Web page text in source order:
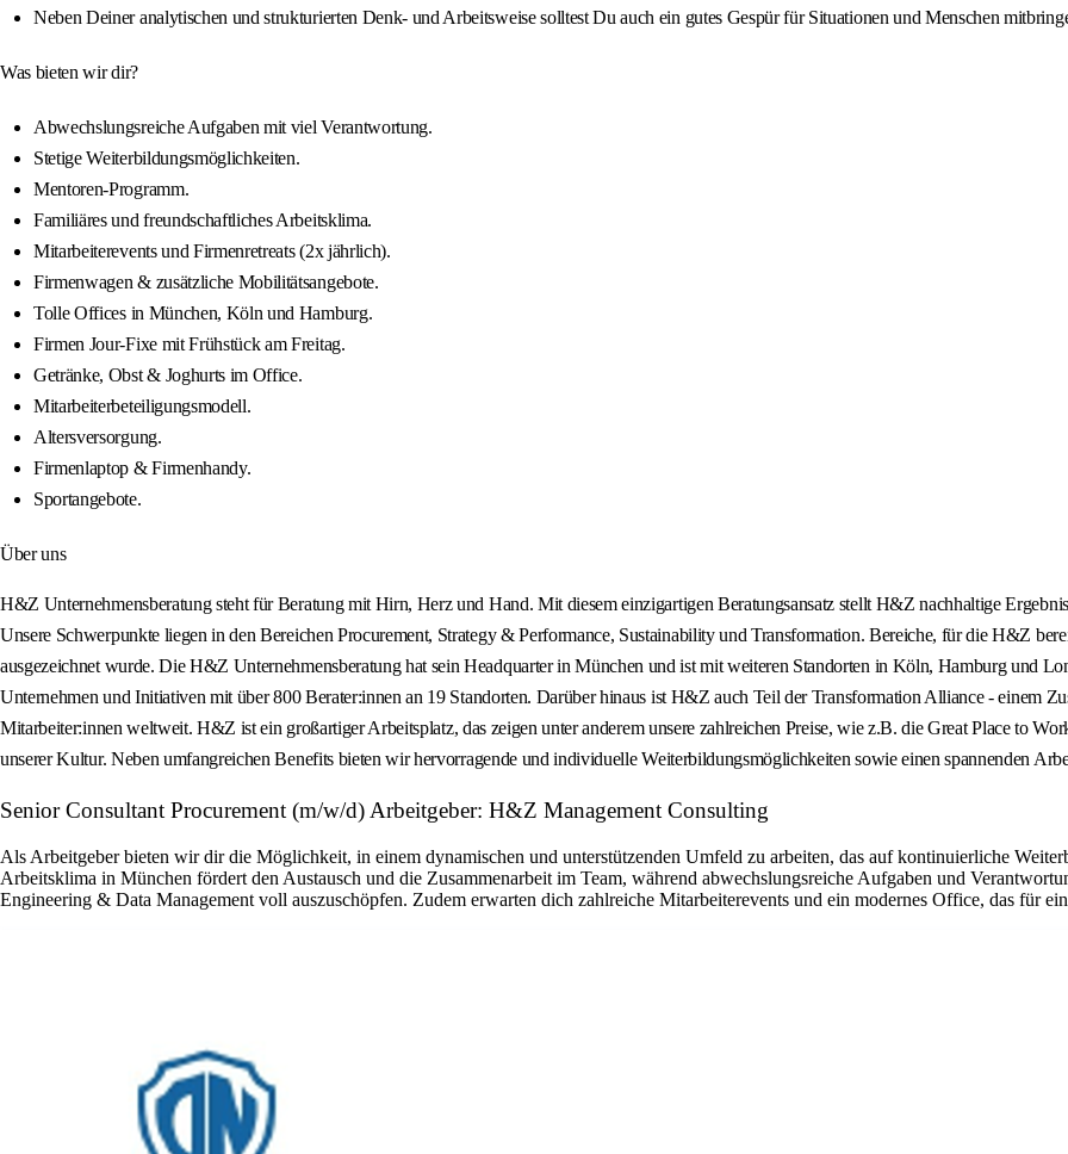
Neben Deiner analytischen und strukturierten Denk- und Arbeitsweise solltest Du auch ein gutes Gespür für Situationen und Menschen
Was bieten wir dir?
Abwechslungsreiche Aufgaben mit viel Verantwortung.
Stetige Weiterbildungsmöglichkeiten.
Mentoren-Programm.
Familiäres und freundschaftliches Arbeitsklima.
Mitarbeiterevents und Firmenretreats (2x jährlich).
Firmenwagen & zusätzliche Mobilitätsangebote.
Tolle Offices in München, Köln und Hamburg.
Firmen Jour-Fixe mit Frühstück am Freitag.
Getränke, Obst & Joghurts im Office.
Mitarbeiterbeteiligungsmodell.
Altersversorgung.
Firmenlaptop & Firmenhandy.
Sportangebote.
Über uns
H&Z Unternehmensberatung steht für Beratung mit Hirn, Herz und Hand. Mit diesem einzigartigen Beratungsansatz stellt H&Z nachhaltige
Unsere Schwerpunkte liegen in den Bereichen Procurement, Strategy & Performance, Sustainability und Transformation. Bereiche, für die H&Z
ausgezeichnet wurde. Die H&Z Unternehmensberatung hat sein Headquarter in München und ist mit weiteren Standorten in Köln, Hamburg und
Unternehmen und Initiativen mit über 800 Berater:innen an 19 Standorten. Darüber hinaus ist H&Z auch Teil der Transformation Alliance - einem
Mitarbeiter:innen weltweit. H&Z ist ein großartiger Arbeitsplatz, das zeigen unter anderem unsere zahlreichen Preise, wie z.B. die Great Place to
unserer Kultur. Neben umfangreichen Benefits bieten wir hervorragende und individuelle Weiterbildungsmöglichkeiten sowie einen spannenden
Senior Consultant Procurement (m/w/d) Arbeitgeber: H&Z Management Consulting
Als Arbeitgeber bieten wir dir die Möglichkeit, in einem dynamischen und unterstützenden Umfeld zu arbeiten, das auf kontinuierliche
Arbeitsklima in München fördert den Austausch und die Zusammenarbeit im Team, während abwechslungsreiche Aufgaben und
Engineering & Data Management voll auszuschöpfen. Zudem erwarten dich zahlreiche Mitarbeiterevents und ein modernes Office, das für